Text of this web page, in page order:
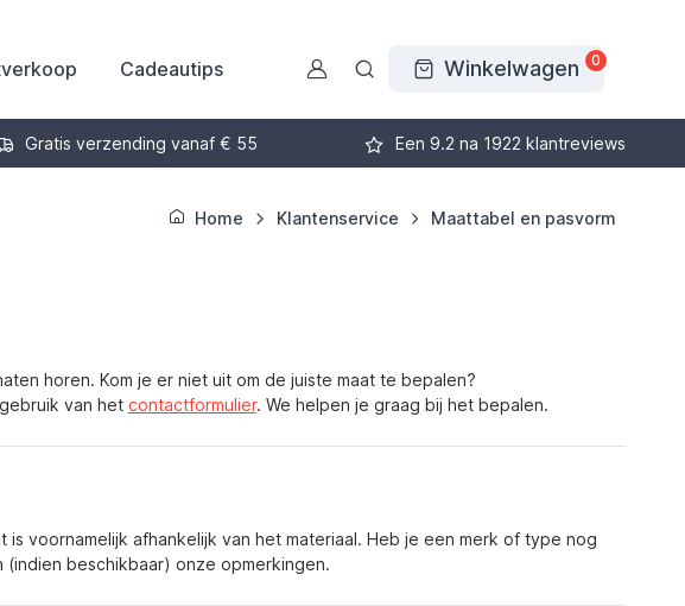
Cadeautips Winkelwagen 0
Gratis verzending vanaf € 55 Een 9.2 na 1922 klantreviews
Home Klantenservice Maattabel en pasvorm
horen. Kom je er niet uit om de juiste maat te bepalen?
van het contactformulier. We helpen je graag bij het bepalen.
voornamelijk afhankelijk van het materiaal. Heb je een merk of type nog
beschikbaar) onze opmerkingen.